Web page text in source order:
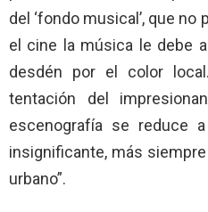
del ‘fondo musical’, que
el cine la música le debe
desdén por el color
tentación del
escenografía se reduce
insignificante, más
urbano”.